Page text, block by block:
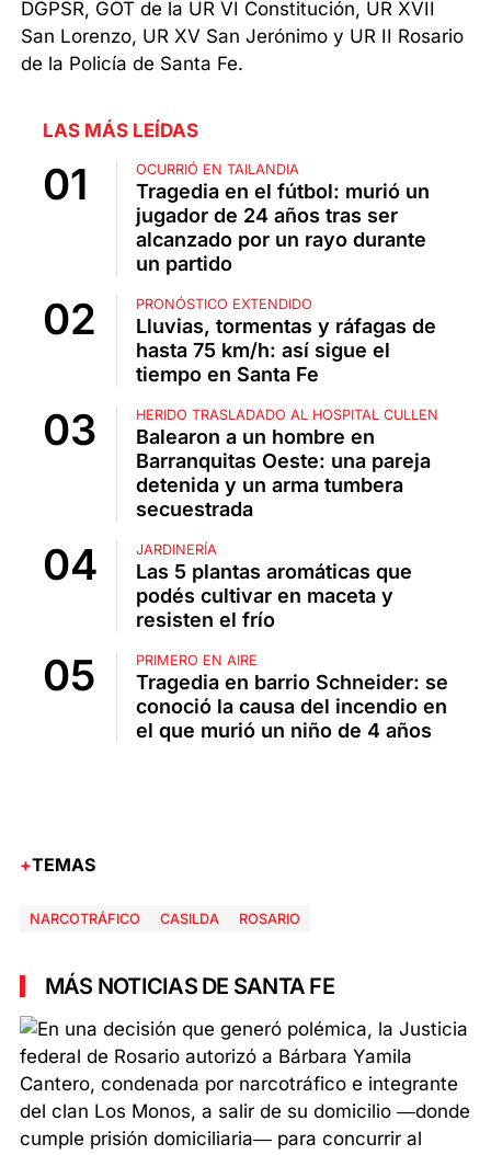
DGPSR, GOT de la UR VI Constitución, UR XVII
San Lorenzo, UR XV San Jerónimo y UR II Rosario
de la Policía de Santa Fe.
LAS MÁS LEÍDAS
OCURRIÓ EN TAILANDIA
Tragedia en el fútbol: murió un
jugador de 24 años tras ser
alcanzado por un rayo durante
un partido
PRONÓSTICO EXTENDIDO
Lluvias, tormentas y ráfagas de
hasta 75 km/h: así sigue el
tiempo en Santa Fe
HERIDO TRASLADADO AL HOSPITAL CULLEN
Balearon a un hombre en
Barranquitas Oeste: una pareja
detenida y un arma tumbera
secuestrada
JARDINERÍA
Las 5 plantas aromáticas que
podés cultivar en maceta y
resisten el frío
PRIMERO EN AIRE
Tragedia en barrio Schneider: se
conoció la causa del incendio en
el que murió un niño de 4 años
TEMAS
NARCOTRÁFICO CASILDA ROSARIO
MÁS NOTICIAS DE SANTA FE